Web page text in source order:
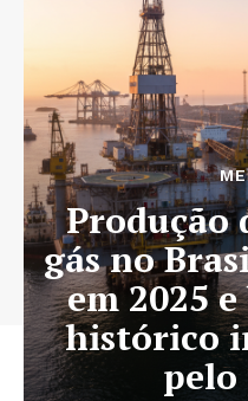
Produção
gás no
em 2025
histórico
pelo